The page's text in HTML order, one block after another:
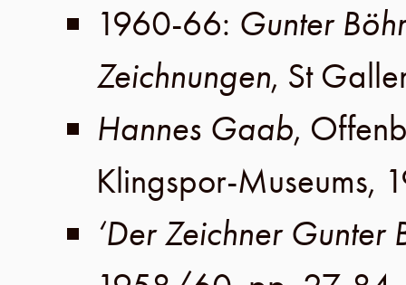
1960-66: Gunter
Zeichnungen, St
Hannes Gaab,
Klingspor-Museums,
‘Der Zeichner Gunter